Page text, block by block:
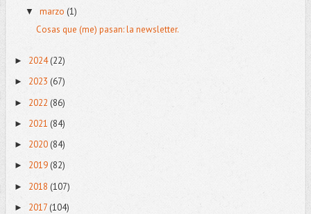
▼ marzo (1)
Cosas que (me) pasan: la newsletter.
► 2024(22)
► 2023 (67)
► 2022 (86)
► 2021 (84)
► 2020 (84)
► 2019 (82)
► 2018 (107)
► 2017(104)